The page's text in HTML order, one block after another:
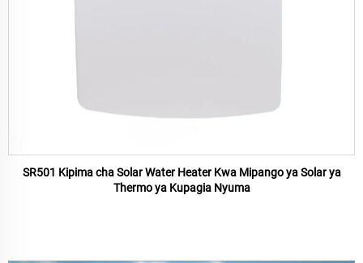
SR501 Kipima cha Solar Water Heater Kwa Mipango ya Solar ya
Thermo ya Kupagia Nyuma